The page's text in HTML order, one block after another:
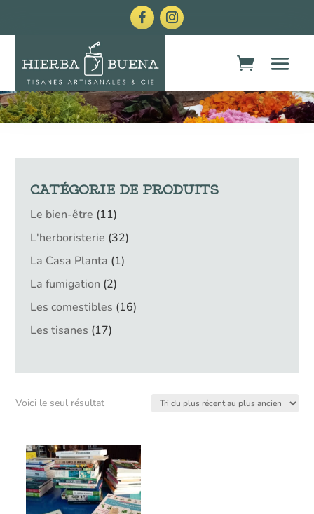
CATÉGORIE DE PRODUITS
Le bien-être 1111
produits
L'herboristerie 3232
La Casa Planta 11
La fumigation 22
produits
Les comestibles 1616
Les tisanes 1717
Voici le seul résultat